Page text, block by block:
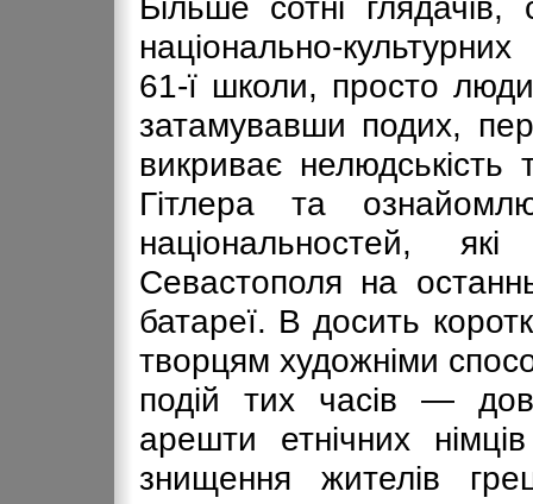
національно-
61-ї школи, просто
затамувавши подих,
викриває нелюдськість
Гітлера та
національностей,
Севастополя на
батареї. В досить
творцям художніми
подій тих часів —
арешти етнічних
знищення жителів